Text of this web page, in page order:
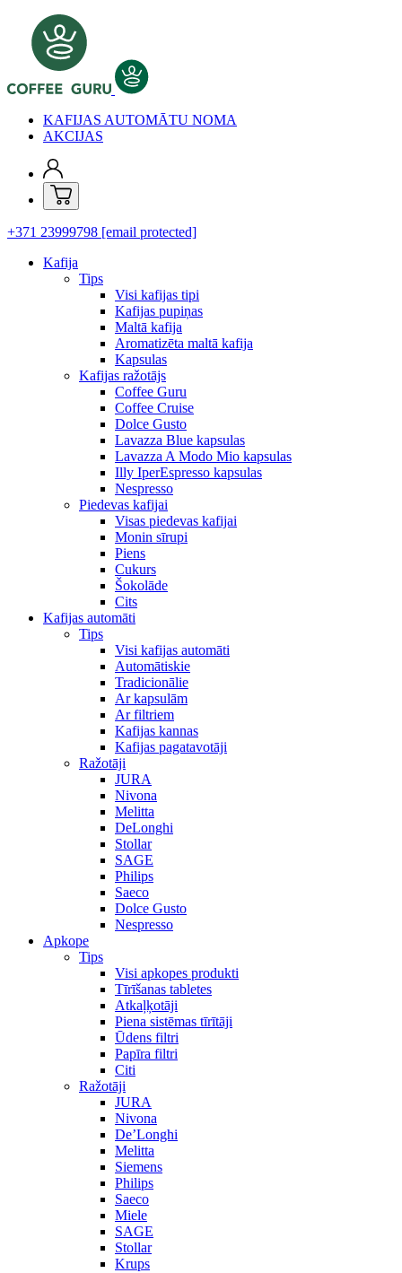
KAFIJAS AUTOMĀTU NOMA
AKCIJAS
+371 23999798 [email protected]
Kafija
Tips
Visi kafijas tipi
Kafijas pupiņas
Maltā kafija
Aromatizēta maltā kafija
Kapsulas
Kafijas ražotājs
Coffee Guru
Coffee Cruise
Dolce Gusto
Lavazza Blue kapsulas
Lavazza A Modo Mio kapsulas
Illy IperEspresso kapsulas
Nespresso
Piedevas kafijai
Visas piedevas kafijai
Monin sīrupi
Piens
Cukurs
Šokolāde
Cits
Kafijas automāti
Tips
Visi kafijas automāti
Automātiskie
Tradicionālie
Ar kapsulām
Ar filtriem
Kafijas kannas
Kafijas pagatavotāji
Ražotāji
JURA
Nivona
Melitta
DeLonghi
Stollar
SAGE
Philips
Saeco
Dolce Gusto
Nespresso
Apkope
Tips
Visi apkopes produkti
Tīrīšanas tabletes
Atkaļķotāji
Piena sistēmas tīrītāji
Ūdens filtri
Papīra filtri
Citi
Ražotāji
JURA
Nivona
De’Longhi
Melitta
Siemens
Philips
Saeco
Miele
SAGE
Stollar
Krups